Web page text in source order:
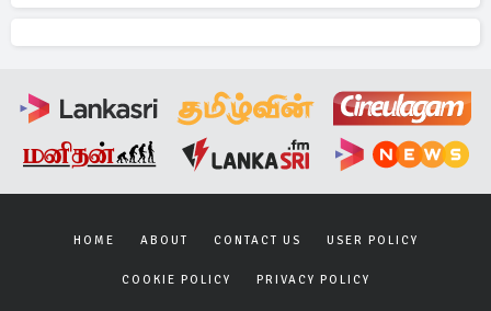
HOME ABOUT CONTACT US USER POLICY
COOKIE POLICY PRIVACY POLICY